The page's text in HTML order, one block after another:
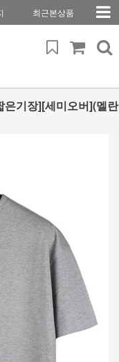
최근본상품
기장][세미오버](멜란